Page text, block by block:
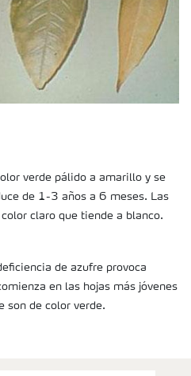
verde pálido a amarillo y se
de 1-3 años a 6 meses. Las
claro que tiende a blanco.
de azufre provoca
en las hojas más jóvenes
son de color verde.